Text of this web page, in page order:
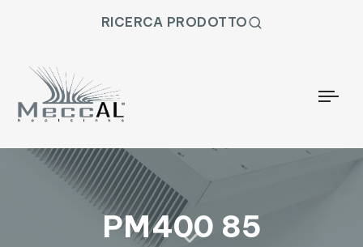
RICERCA PRODOTTO
PM400 85